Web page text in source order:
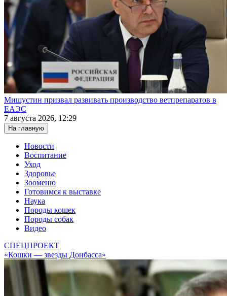
Мишустин призвал развивать производство ветпрепаратов в
ЕАЭС
7 августа 2026, 12:29
На главную
Новости
Воспитание
Уход
Здоровье
Зооменю
Готовимся к выставке
Наука
Породы кошек
Породы собак
Видео
СПЕЦПРОЕКТ
«Кошки — звезды Донбасса»